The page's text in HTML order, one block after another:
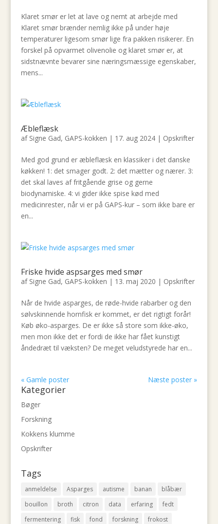
Klaret smør er let at lave og nemt at arbejde med
Klaret smør brænder nemlig ikke på under høje
temperaturer ligesom smør lige fra pakken risikerer. En
forskel på opvarmet olivenolie og klaret smør er, at
sidstnævnte bevarer sine næringsmæssige egenskaber,
mens...
Æbleflæsk
af Signe Gad, GAPS-kokken | 17. aug 2024| Opskrifter
Med god grund er æbleflæsk en klassiker i det danske
køkken! 1: det smager godt. 2: det mætter og nærer. 3:
det skal laves af fritgående grise og gerne
biodynamiske. 4: vi gider ikke spise kød med
medicinrester, når vi er på GAPS-kur – som ikke bare er
en...
Friske hvide aspsarges med smør
af Signe Gad, GAPS-kokken | 13. maj 2020 | Opskrifter
Når de hvide asparges, de røde-hvide rabarber og den
sølvskinnende hornfisk er kommet, er det rigtigt forår!
Køb øko-asparges. De er ikke så store som ikke-øko,
men mon ikke det er fordi de ikke har fået kunstigt
åndedræt til væksten? De meget veludstyrede har en...
« Gamle poster Næste poster »
Kategorier
Bøger
Forskning
Kokkens klumme
Opskrifter
Tags
anmeldelse Asparges autisme banan
blåbær
bouillon
broth citron data erfaring
fedt
fermentering
fisk fond forskning
frokost